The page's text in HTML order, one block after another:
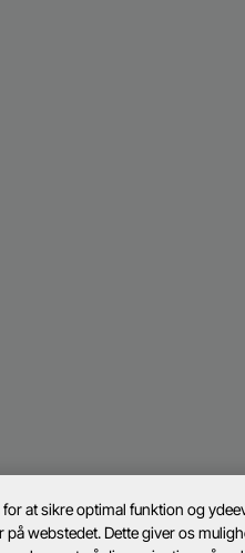
at sikre optimal funktion og
webstedet. Dette giver os